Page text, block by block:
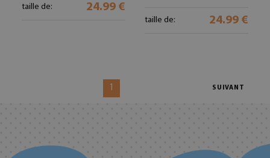
taille de: 24.99 €
taille de: 24.99 €
1 SUIVANT